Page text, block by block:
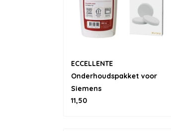
ECCELLENTE
Onderhoudspakket voor
Siemens
11,50